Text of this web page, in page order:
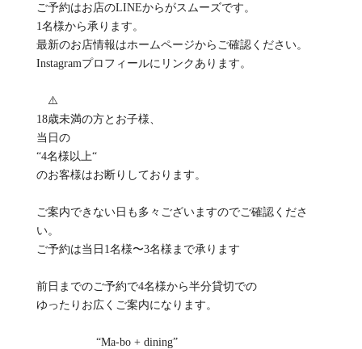
ご予約はお店のLINEからがスムーズです。
1名様から承ります。
最新のお店情報はホームページからご確認ください。
Instagramプロフィールにリンクあります。
⚠️
18歳未満の方とお子様、
当日の
“4名様以上“
のお客様はお断りしております。
ご案内できない日も多々ございますのでご確認くださ
い。
ご予約は当日1名様〜3名様まで承ります
前日までのご予約で4名様から半分貸切での
ゆったりお広くご案内になります。
“Ma-bo + dining”